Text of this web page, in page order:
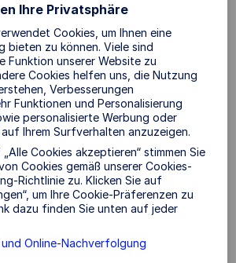
überprüfen, die Sie auf Websites
und die vorgeben, von State
deren Mitarbeitern oder mit
Unternehmen zu stammen,
oder autorisiert zu sein.
Methoden wie unerbetene
Drittanbieter-Messaging-Apps,
Kaltanrufe oder gefälschte
dazu zu verleiten, in gefälschte
die den Namen/das Logo
Global Advisors tragen (und auch
verwenden können).
geben sich Betrüger als
Street Global Advisors oder
Ihre Privatsphäre
Cookies, um Ihnen eine
bieten zu können. Viele sind
Funktion unserer Website zu
Cookies helfen uns, die Nutzung
Verbesserungen
Funktionen und Personalisierung
personalisierte Werbung oder
Ihrem Surfverhalten anzuzeigen.
Cookies akzeptieren“ stimmen Sie
Cookies gemäß unserer Cookies-
Richtlinie zu. Klicken Sie auf
um Ihre Cookie-Präferenzen zu
dazu finden Sie unten auf jeder
Online-Nachverfolgung